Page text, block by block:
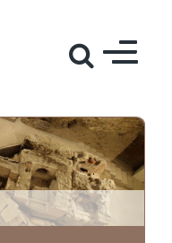
INTERVENTI